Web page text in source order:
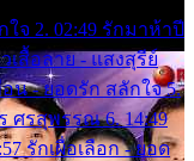
จ 2. 02:49 รักมาห้าปี
เสื้อลาย - แสงสุรีย์
น - ยอดรัก สลักใจ 5.
ศรสุพรรณ 6. 14:49
รักเผื่อเลือก - ยอด